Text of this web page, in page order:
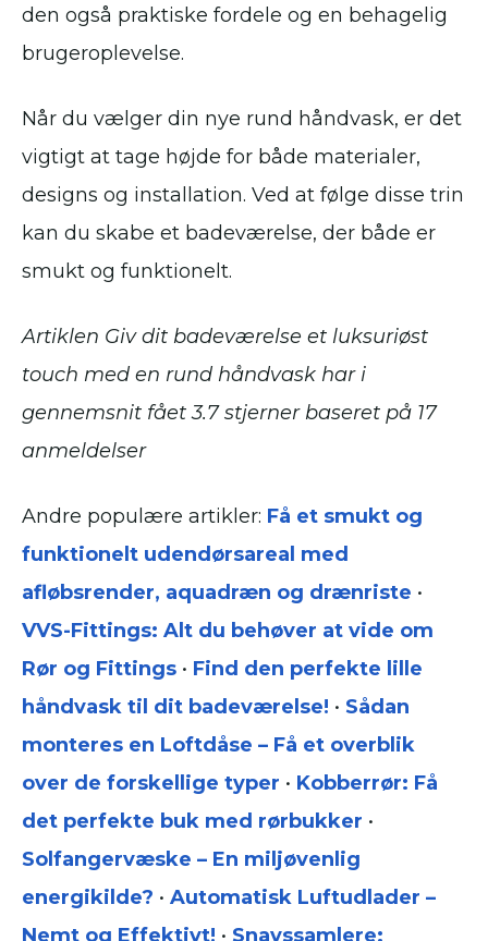
den også praktiske fordele og en behagelig
brugeroplevelse.
Når du vælger din nye rund håndvask, er det
vigtigt at tage højde for både materialer,
designs og installation. Ved at følge disse trin
kan du skabe et badeværelse, der både er
smukt og funktionelt.
Artiklen Giv dit badeværelse et luksuriøst
touch med en rund håndvask har i
gennemsnit fået3.7stjerner baseret på 17
anmeldelser
Andre populære artikler: Få et smukt og
funktionelt udendørsareal med
afløbsrender, aquadræn og drænriste •
VVS-Fittings: Alt du behøver at vide om
Rør og Fittings • Find den perfekte lille
håndvask til dit badeværelse! • Sådan
monteres en Loftdåse – Få et overblik
over de forskellige typer • Kobberrør: Få
det perfekte buk med rørbukker •
Solfangervæske – En miljøvenlig
energikilde? • Automatisk Luftudlader –
Nemt og Effektivt! • Snavssamlere: